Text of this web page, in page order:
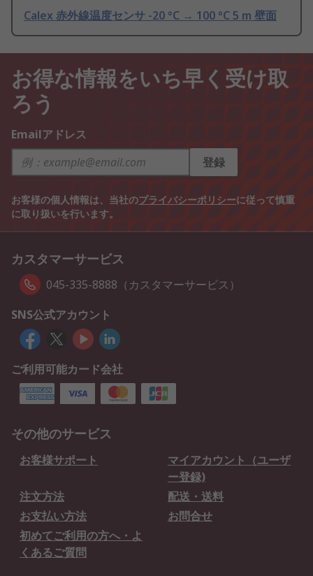
Calex 赤外線温度センサ -20 °C → 100 °C 5 m 壁面
お得な情報をいち早く受け取
ろう
Emailアドレス
登録
お客様の個人情報は、当社のプライバシーポリシーに従って慎重
に取り扱いを行います。
カスタマーサービス
045-335-8888（カスタマーサービス）
SNS公式アカウント
ご利用可能カード会社
その他のサービス
お客様サポート
マイアカウント（ユーザ
ー登録)
注文方法
配送・送料
お支払い方法
お問合せ
初めてご利用の方へ・よ
くあるご質問